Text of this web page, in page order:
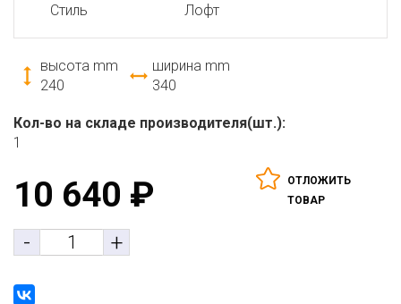
Стиль Лофт
высота mm
240
ширина mm
340
Кол-во на складе производителя(шт.):
1
10 640 ₽
- +
ОТЛОЖИТЬ
ТОВАР